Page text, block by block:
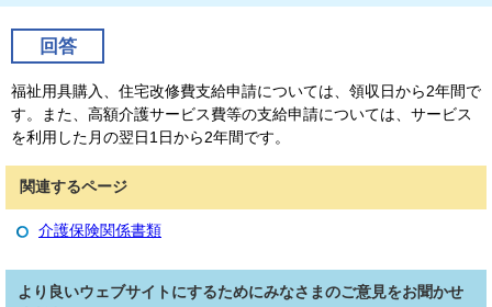
回答
福祉用具購入、住宅改修費支給申請については、領収日から2年間で
す。また、高額介護サービス費等の支給申請については、サービス
を利用した月の翌日1日から2年間です。
関連するページ
介護保険関係書類
より良いウェブサイトにするためにみなさまのご意見をお聞かせ